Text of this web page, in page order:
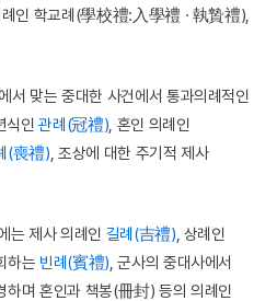
인 학교례(學校禮:入學禮 · 執贄禮),
맞는 중대한 사건에서 통과의례적인
식인관례(冠禮) , 혼인 의례인
(喪禮) , 조상에 대한 주기적 제사
는 제사 의례인 길례(吉禮) , 상례인
하는 빈례(賓禮) , 군사의 중대사에서
하며 혼인과 책봉(冊封) 등의 의례인